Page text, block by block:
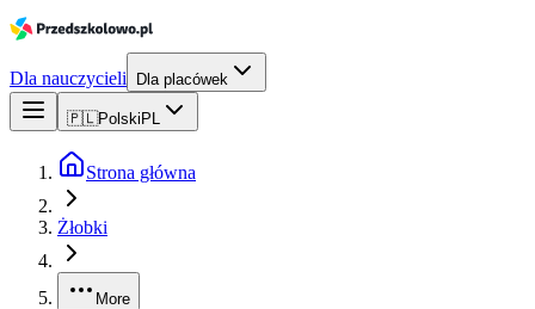
Dla nauczycieli Dla placówek
🇵🇱Polski PL
Strona główna
Żłobki
More